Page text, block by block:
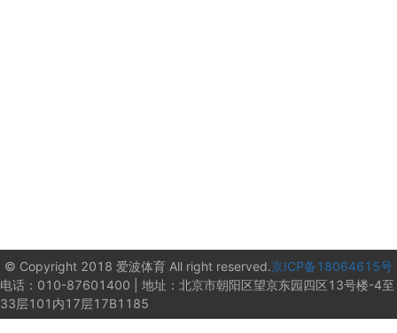
© Copyright 2018 爱波体育 All right reserved.京ICP备18064615号
电话：010-87601400 | 地址：北京市朝阳区望京东园四区13号楼-4至
33层101内17层17B1185